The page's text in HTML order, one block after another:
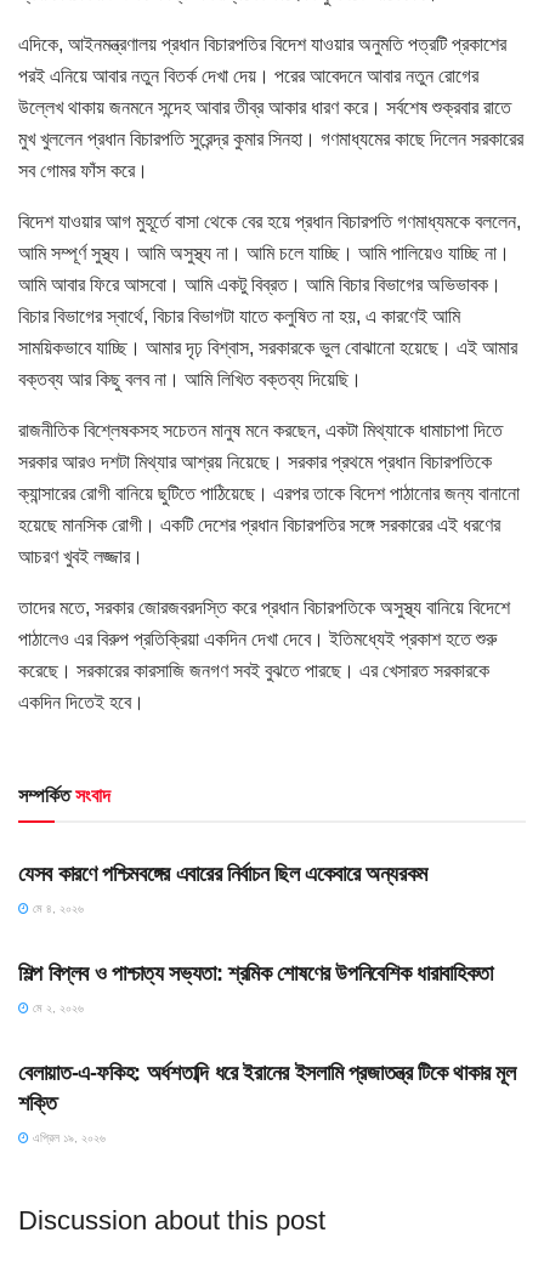
এদিকে, আইনমন্ত্রণালয় প্রধান বিচারপতির বিদেশ যাওয়ার অনুমতি পত্রটি প্রকাশের
পরই এনিয়ে আবার নতুন বিতর্ক দেখা দেয়। পরের আবেদনে আবার নতুন রোগের
উল্লেখ থাকায় জনমনে সন্দেহ আবার তীব্র আকার ধারণ করে। সর্বশেষ শুক্রবার রাতে
মুখ খুললেন প্রধান বিচারপতি সুরেন্দ্র কুমার সিনহা। গণমাধ্যমের কাছে দিলেন সরকারের
সব গোমর ফাঁস করে।
বিদেশ যাওয়ার আগ মুহূর্তে বাসা থেকে বের হয়ে প্রধান বিচারপতি গণমাধ্যমকে বললেন,
আমি সম্পূর্ণ সুস্থ্য। আমি অসুস্থ্য না। আমি চলে যাচ্ছি। আমি পালিয়েও যাচ্ছি না।
আমি আবার ফিরে আসবো। আমি একটু বিব্রত। আমি বিচার বিভাগের অভিভাবক।
বিচার বিভাগের স্বার্থে, বিচার বিভাগটা যাতে কলুষিত না হয়, এ কারণেই আমি
সাময়িকভাবে যাচ্ছি। আমার দৃঢ় বিশ্বাস, সরকারকে ভুল বোঝানো হয়েছে। এই আমার
বক্তব্য আর কিছু বলব না। আমি লিখিত বক্তব্য দিয়েছি।
রাজনীতিক বিশ্লেষকসহ সচেতন মানুষ মনে করছেন, একটা মিথ্যাকে ধামাচাপা দিতে
সরকার আরও দশটা মিথ্যার আশ্রয় নিয়েছে। সরকার প্রথমে প্রধান বিচারপতিকে
ক্যান্সারের রোগী বানিয়ে ছুটিতে পাঠিয়েছে। এরপর তাকে বিদেশ পাঠানোর জন্য বানানো
হয়েছে মানসিক রোগী। একটি দেশের প্রধান বিচারপতির সঙ্গে সরকারের এই ধরণের
আচরণ খুবই লজ্জার।
তাদের মতে, সরকার জোরজবরদস্তি করে প্রধান বিচারপতিকে অসুস্থ্য বানিয়ে বিদেশে
পাঠালেও এর বিরুপ প্রতিক্রিয়া একদিন দেখা দেবে। ইতিমধ্যেই প্রকাশ হতে শুরু
করেছে। সরকারের কারসাজি জনগণ সবই বুঝতে পারছে। এর খেসারত সরকারকে
একদিন দিতেই হবে।
সম্পর্কিতসংবাদ
HOME POST
যেসব কারণে পশ্চিমবঙ্গের এবারের নির্বাচন ছিল একেবারে অন্যরকম
মে ৪, ২০২৬
শিল্প বিপ্লব ও পাশ্চাত্য সভ্যতা: শ্রমিক শোষণের উপনিবেশিক ধারাবাহিকতা
মে ২, ২০২৬
বেলায়াত-এ-ফকিহ: অর্ধশতাব্দি ধরে ইরানের ইসলামি প্রজাতন্ত্র টিকে থাকার মূল
শক্তি
এপ্রিল ১৯, ২০২৬
Discussion about this post